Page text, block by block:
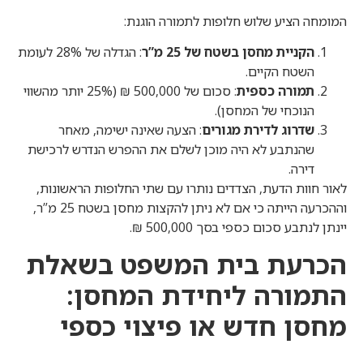
המומחה הציע שלוש חלופות לתמורה הוגנת:
הקניית מחסן בשטח של 25 מ”ר
: הגדלה של 28% לעומת
השטח הקיים.
תמורה כספית
: סכום של 500,000 ₪ (25% יותר מהשווי
הנוכחי של המחסן).
שדרוג לדירת מגורים: הצעה שאינה ישימה, מאחר
שהנתבע לא היה מוכן לשלם את ההפרש הנדרש לרכישת
דירה.
לאור חוות הדעת, הצדדים נותרו עם שתי החלופות הראשונות,
וההכרעה הייתה כי אם לא ניתן להקצות מחסן בשטח 25 מ”ר,
יינתן לנתבע סכום כספי בסך 500,000 ₪.
הכרעת בית המשפט בשאלת
התמורה ליחידת המחסן:
מחסן חדש או פיצוי כספי